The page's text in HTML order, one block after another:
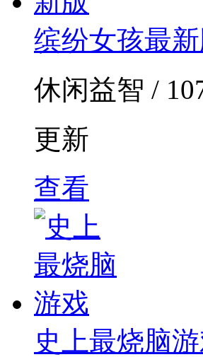
缤纷女孩最
休闲益智 /
更新
查看
史上最烧脑